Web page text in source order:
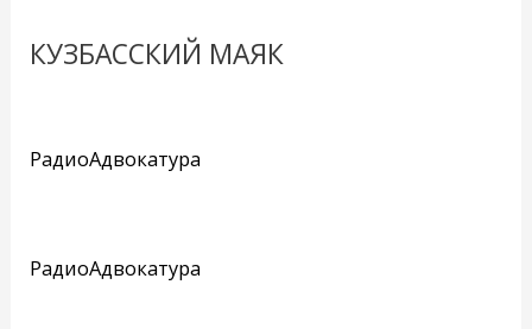
КУЗБАССКИЙ МАЯК
РадиоАдвокатура
РадиоАдвокатура